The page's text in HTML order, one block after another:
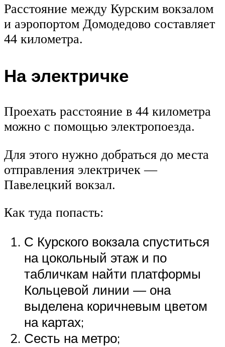
Расстояние между Курским вокзалом
и аэропортом Домодедово составляет
44 километра.
На электричке
Проехать расстояние в 44 километра
можно с помощью электропоезда.
Для этого нужно добраться до места
отправления электричек —
Павелецкий вокзал.
Как туда попасть:
С Курского вокзала спуститься
на цокольный этаж и по
табличкам найти платформы
Кольцевой линии — она
выделена коричневым цветом
на картах;
Сесть на метро;